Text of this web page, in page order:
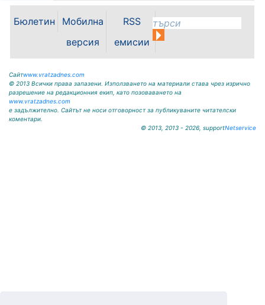
„Освобождение” № 13, тел.
09117/20-45, e-mail:
krivodol@mbox.is-bg.net ОБЯВА
На основание чл. 8, ал. 4,
чл. 14, ал. 7 от ЗОС; чл. 92, ал. 1...
Бюлетин
Мобилна
версия
RSS
емисии
Сайтwww.vratzadnes.com
© 2013 Всички права запазени. Използването на материали става чрез изрично
разрешение на редакционния екип, като позоваването на
www.vratzadnes.com
е задължително. Сайтът не носи отговорност за публикуваните читателски
коментари.
© 2013, 2013 - 2026, supportNetservice